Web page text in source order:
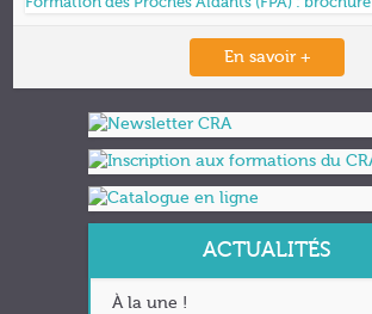
En savoir +
ACTUALITÉS
À la une !